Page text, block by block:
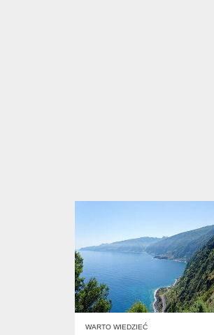
WARTO WIEDZIEĆ